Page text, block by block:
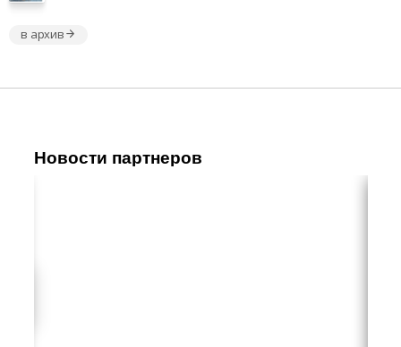
в архив
Новости партнеров